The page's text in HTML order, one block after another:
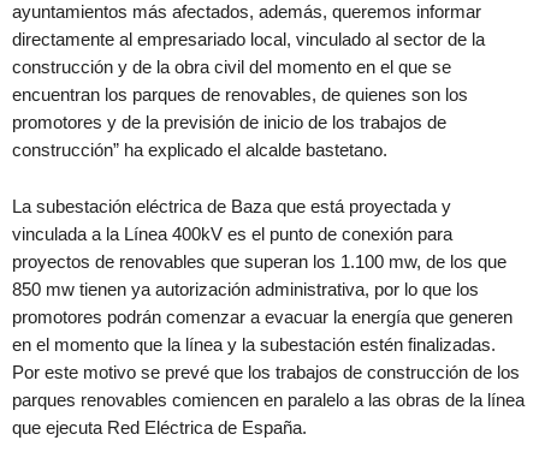
ayuntamientos más afectados, además, queremos informar
directamente al empresariado local, vinculado al sector de la
construcción y de la obra civil del momento en el que se
encuentran los parques de renovables, de quienes son los
promotores y de la previsión de inicio de los trabajos de
construcción” ha explicado el alcalde bastetano.
La subestación eléctrica de Baza que está proyectada y
vinculada a la Línea 400kV es el punto de conexión para
proyectos de renovables que superan los 1.100 mw, de los que
850 mw tienen ya autorización administrativa, por lo que los
promotores podrán comenzar a evacuar la energía que generen
en el momento que la línea y la subestación estén finalizadas.
Por este motivo se prevé que los trabajos de construcción de los
parques renovables comiencen en paralelo a las obras de la línea
que ejecuta Red Eléctrica de España.